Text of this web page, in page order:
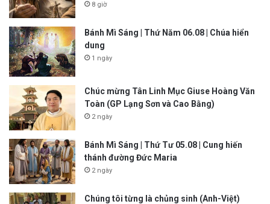
8 giờ
Bánh Mì Sáng | Thứ Năm 06.08 | Chúa hiển
dung
1 ngày
Chúc mừng Tân Linh Mục Giuse Hoàng Văn
Toàn (GP Lạng Sơn và Cao Bằng)
2 ngày
Bánh Mì Sáng | Thứ Tư 05.08 | Cung hiến
thánh đường Đức Maria
2 ngày
Chúng tôi từng là chủng sinh (Anh-Việt)